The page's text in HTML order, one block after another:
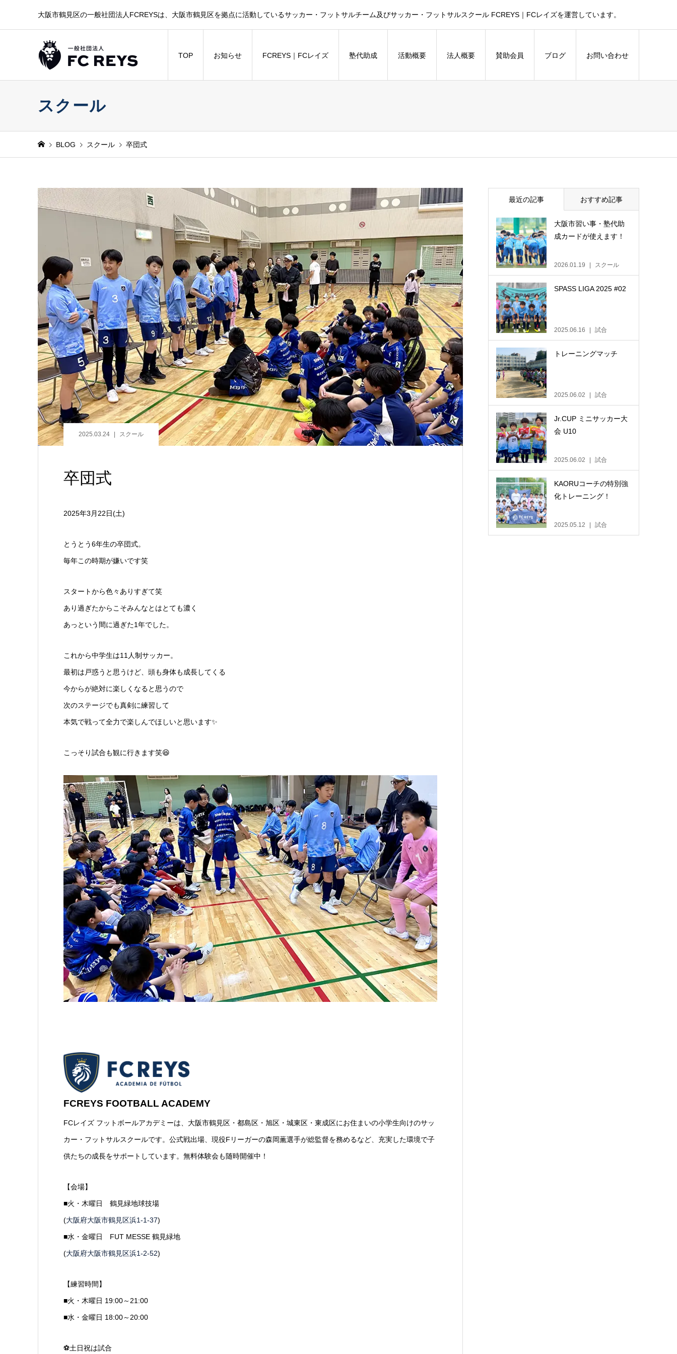
大阪市鶴見区の一般社団法人FCREYSは、大阪市鶴見区を拠点に活動しているサッカー・フットサルチーム及びサッカー・フットサルスクール FCREYS｜FCレイズを運営しています。
TOP お知らせ FCREYS｜FCレイズ 塾代助成 活動概要 法人概要 賛助会員 ブログ お問い合わせ
スクール
BLOG スクール 卒団式
2025.03.24 スクール
卒団式
2025年3月22日(土)
とうとう6年生の卒団式。
毎年この時期が嫌いです笑
スタートから色々ありすぎて笑
あり過ぎたからこそみんなとはとても濃く
あっという間に過ぎた1年でした。
これから中学生は11人制サッカー。
最初は戸惑うと思うけど、頭も身体も成長してくる
今からが絶対に楽しくなると思うので
次のステージでも真剣に練習して
本気で戦って全力で楽しんでほしいと思います✨
こっそり試合も観に行きます笑😆
FCREYS FOOTBALL ACADEMY
FCレイズ フットボールアカデミーは、大阪市鶴見区・都島区・旭区・城東区・東成区にお住まいの小学生向けのサッ
カー・フットサルスクールです。公式戦出場、現役Fリーガーの森岡薫選手が総監督を務めるなど、充実した環境で子
供たちの成長をサポートしています。無料体験会も随時開催中！
【会場】
■火・木曜日 鶴見緑地球技場
(大阪府大阪市鶴見区浜1-1-37)
■水・金曜日 FUT MESSE 鶴見緑地
(大阪府大阪市鶴見区浜1-2-52)
【練習時間】
■火・木曜日 19:00～21:00
■水・金曜日 18:00～20:00
⚽️土日祝は試合
最近の記事 おすすめ記事
大阪市習い事・塾代助
成カードが使えます！
2026.01.19 スクール
SPASS LIGA 2025 #02
2025.06.16 試合
トレーニングマッチ
2025.06.02 試合
Jr.CUP ミニサッカー大
会 U10
2025.06.02 試合
KAORUコーチの特別強
化トレーニング！
2025.05.12 試合